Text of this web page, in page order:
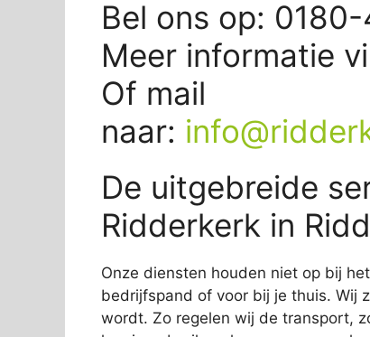
Bel ons op:
Meer informatie
Of mail
naar:
De uitgebreide
Ridderkerk in
Onze diensten houden niet op bij
bedrijfspand of voor bij je thuis. Wij
wordt. Zo regelen wij de transport,